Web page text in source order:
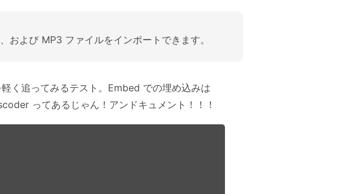
および MP3 ファイルをインポートできます。
く追ってみるテスト。Embed での埋め込みは
ってあるじゃん！アンドキュメント！！！